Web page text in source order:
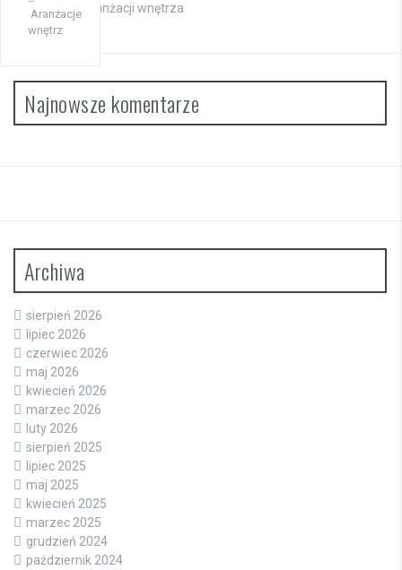
Aranżacje
wnętrz
harmonijnej aranżacji wnętrza
Najnowsze komentarze
Archiwa
sierpień 2026
lipiec 2026
czerwiec 2026
maj 2026
kwiecień 2026
marzec 2026
luty 2026
sierpień 2025
lipiec 2025
maj 2025
kwiecień 2025
marzec 2025
grudzień 2024
październik 2024